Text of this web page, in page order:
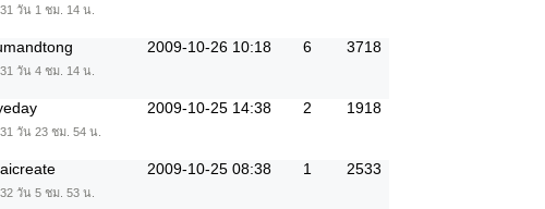
วัน 1 ชม. 14 น.
วัน 4 ชม. 14 น.
2009-10-26 10:18 6 3718
วัน 23 ชม. 54 น.
2009-10-25 14:38 2 1918
วัน 5 ชม. 53 น.
2009-10-25 08:38 1 2533